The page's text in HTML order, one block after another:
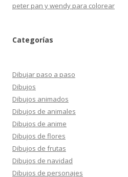
peter pan y wendy para colorear
Categorías
Dibujar paso a paso
Dibujos
Dibujos animados
Dibujos de animales
Dibujos de anime
Dibujos de flores
Dibujos de frutas
Dibujos de navidad
Dibujos de personajes